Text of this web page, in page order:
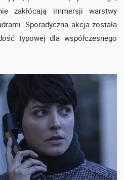
zakłócają immersji warstwy
Sporadyczna akcja została
typowej dla współczesnego